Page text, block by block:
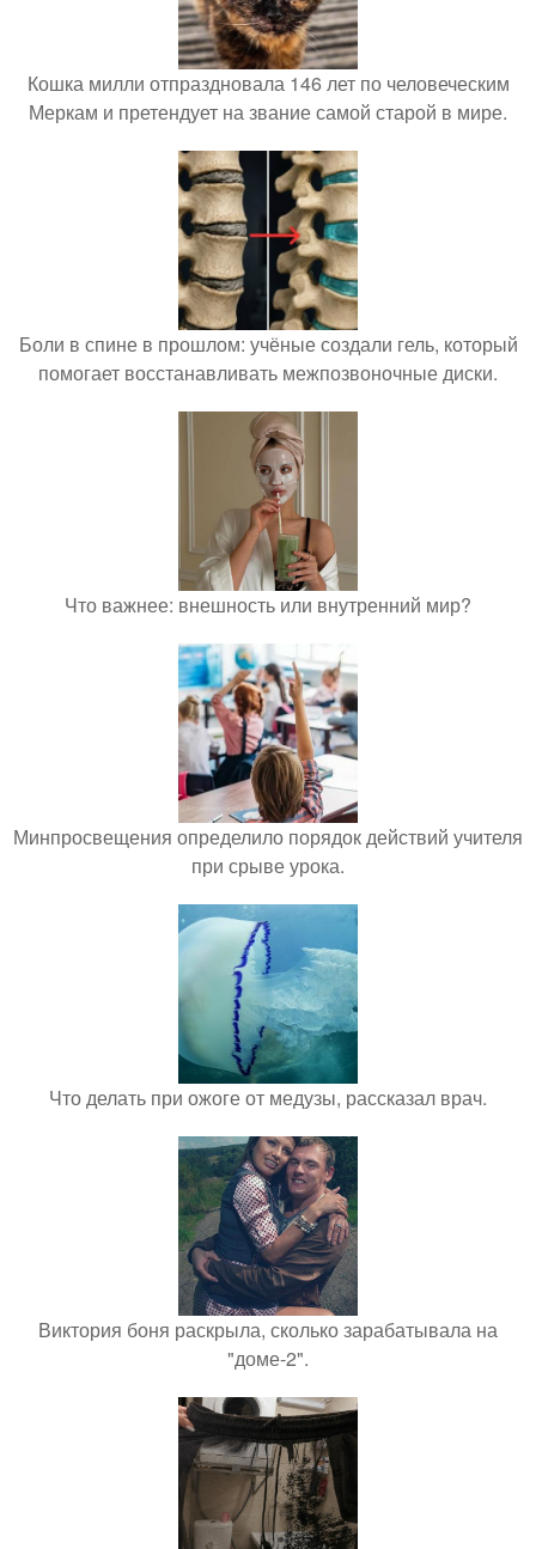
Кошка милли отпраздновала 146 лет по человеческим
Меркам и претендует на звание самой старой в мире.
Боли в спине в прошлом: учёные создали гель, который
помогает восстанавливать межпозвоночные диски.
Что важнее: внешность или внутренний мир?
Минпросвещения определило порядок действий учителя
при срыве урока.
Что делать при ожоге от медузы, рассказал врач.
Виктория боня раскрыла, сколько зарабатывала на
"доме-2".